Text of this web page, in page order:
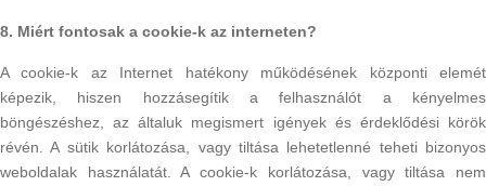
8. Miért fontosak a cookie-k az interneten?
A cookie-k az Internet hatékony működésének központi elemét
képezik, hiszen hozzásegítik a felhasználót a kényelmes
böngészéshez, az általuk megismert igények és érdeklődési körök
révén. A sütik korlátozása, vagy tiltása lehetetlenné teheti bizonyos
weboldalak használatát. A cookie-k korlátozása, vagy tiltása nem